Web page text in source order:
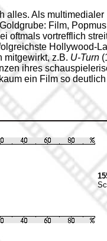
alles. Als multimedialer
Film,
oftmals vortrefflich
Hollywood-
mitgewirkt, z.B. U-Turn
ihres
ein Film so